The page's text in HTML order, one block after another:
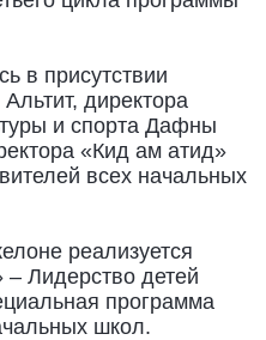
в присутствии
директора
и спорта Дафны
«Кид ам атид»
всех начальных
реализуется
Лидерство детей
программа
школ.